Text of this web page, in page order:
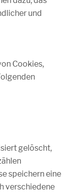
und
Cookies,
gelöscht,
speichern eine
verschiedene